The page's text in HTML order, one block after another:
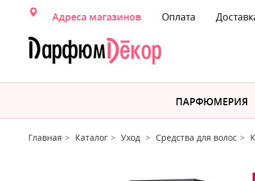
Адреса магазинов Оплата
ПАРФЮМЕРИЯ
Главная Каталог Уход Средства для волос